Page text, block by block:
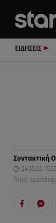
ΕΙΔΗΣΕΙΣ
Συντακτική
24.05.22, 15:55
Πηγή: